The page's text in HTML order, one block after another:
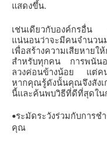
แสดงขึ้น.
เช่นเดียวกับองค์กรอื่น
แน่นอนว่าจะมีคนจำนวน
เพื่อสร้างความเสียหายใ
สำหรับทุกคน
การพนัน
ลวงค่อนข้างน้อย
แต่ค
หากคุณรู้ดังนั้นคุณจึงสังเ
นี้และค้นพบวิธีที่ดีที่สุดใน
•ระมัดระวังร่วมกับการช
คุณ